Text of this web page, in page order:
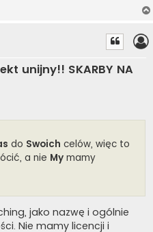
unijny!! SKARBY NA
do Swoich celów, więc to
a nie My mamy
jako nazwę i ogólnie
Nie mamy licencji i